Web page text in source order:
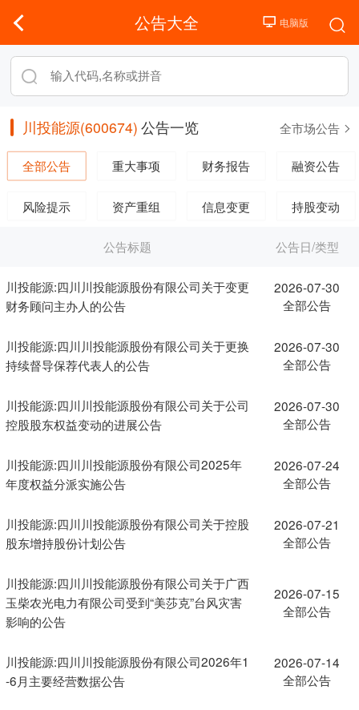
公告大全
川投能源(600674) 公告一览 全市场公告
全部公告 重大事项 财务报告 融资公告
风险提示 资产重组 信息变更 持股变动
公告标题 公告日/类型
川投能源:四川川投能源股份有限公司关于变更
财务顾问主办人的公告
2026-07-30
全部公告
川投能源:四川川投能源股份有限公司关于更换
持续督导保荐代表人的公告
2026-07-30
全部公告
川投能源:四川川投能源股份有限公司关于公司
控股股东权益变动的进展公告
2026-07-30
全部公告
川投能源:四川川投能源股份有限公司2025年
年度权益分派实施公告
2026-07-24
全部公告
川投能源:四川川投能源股份有限公司关于控股
股东增持股份计划公告
2026-07-21
全部公告
川投能源:四川川投能源股份有限公司关于广西
玉柴农光电力有限公司受到“美莎克”台风灾害
影响的公告
2026-07-15
全部公告
川投能源:四川川投能源股份有限公司2026年1
-6月主要经营数据公告
2026-07-14
全部公告